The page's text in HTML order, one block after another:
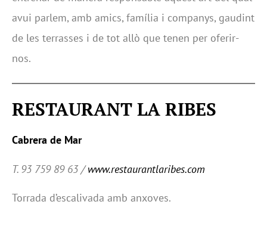
avui parlem, amb amics, família i companys, gaudint
de les terrasses i de tot allò que tenen per oferir-
nos.
RESTAURANT LA RIBES
Cabrera de Mar
T. 93 759 89 63 /www.restaurantlaribes.com
Torrada d’escalivada amb anxoves.